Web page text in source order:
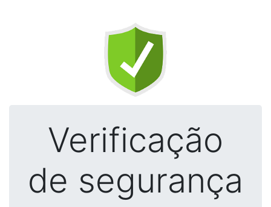
Verificação
de segurança